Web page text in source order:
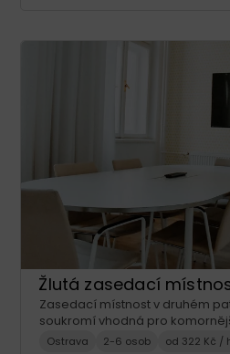
Žlutá zasedací
Zasedací místnost v druhém
soukromí vhodná pro
Ostrava 2-6 osob od 322 Kč /